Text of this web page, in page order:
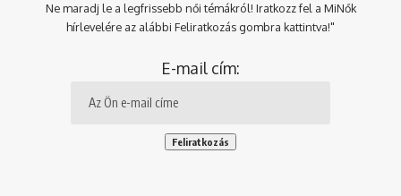
Ne maradj le a legfrissebb női témákról! Iratkozz fel a MiNők
hírlevelére az alábbi Feliratkozás gombra kattintva!"
E-mail cím: